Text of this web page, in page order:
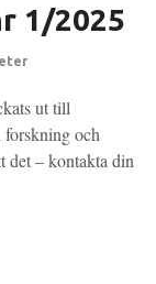
1/2025
ut till
och
det – kontakta din